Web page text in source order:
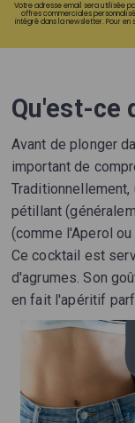
Votre adresse email sera utilisée
offres commerciales
intégré dans la newsletter. Pour
Qu'est-ce
Avant de plonger
important de
pétillant
(comme l'Aperol
Ce cocktail est
d'agrumes. Son
en fait l'apéritif